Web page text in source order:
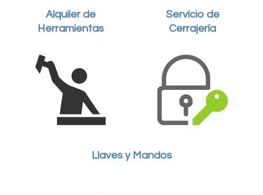
Alquiler de
Herramientas
Servicio de
Cerrajería
Llaves y Mandos